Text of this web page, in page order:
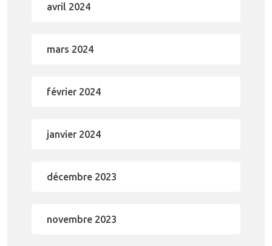
avril 2024
mars 2024
février 2024
janvier 2024
décembre 2023
novembre 2023